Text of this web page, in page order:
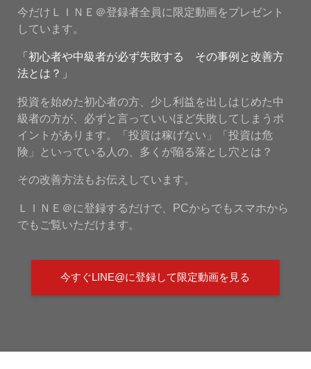
今だけＬＩＮＥ＠登録者全員に限定動画をプレゼント
しています。
「初心者や中級者が必ず失敗する その事例と改善方
法とは？」
投資を始めた初心者の方、少し利益を出しはじめた中
級者の方が、必ずと言っていいほど失敗してしまうポ
イントがあります。「投資は稼げない」「投資は危
険」といっている人の、多くが陥る落とし穴とは？
その改善方法もお伝えしています。
ＬＩＮＥ＠に登録するだけで、PCからでもスマホから
でもご覧いただけます。
今すぐLINE@に登録して限定動画を見る